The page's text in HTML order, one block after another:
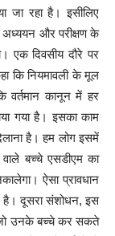
जा रहा है। इसीलिए
अध्ययन और परीक्षण के
एक दिवसीय दौरे पर
कि नियमावली के मूल
वर्तमान कानून में हर
गया है। इसका काम
है। हम लोग इसमें
बच्चे एसडीएम का
ऐसा प्रावधान
है। दूसरा संशोधन, इस
जो उनके बच्चे कर सकते